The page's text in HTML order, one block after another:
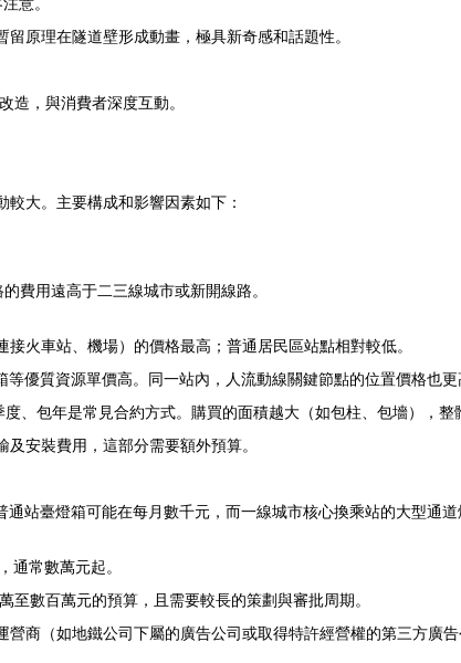
留原理在隧道壁形成動畫，極具新奇感和話題性。
造，與消費者深度互動。
大。主要構成和影響因素如下：
費用遠高于二三線城市或新開線路。
火車站、機場）的價格最高；普通居民區站點相對較低。
優質資源單價高。同一站內，人流動線關鍵節點的位置價格也更
度、包年是常見合約方式。購買的面積越大（如包柱、包墻），整
安裝費用，這部分需要額外預算。
站臺燈箱可能在每月數千元，而一線城市核心換乘站的大型通道
通常數萬元起。
至數百萬元的預算，且需要較長的策劃與審批周期。
營商（如地鐵公司下屬的廣告公司或取得特許經營權的第三方廣